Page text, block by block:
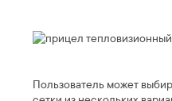
Пользователь может